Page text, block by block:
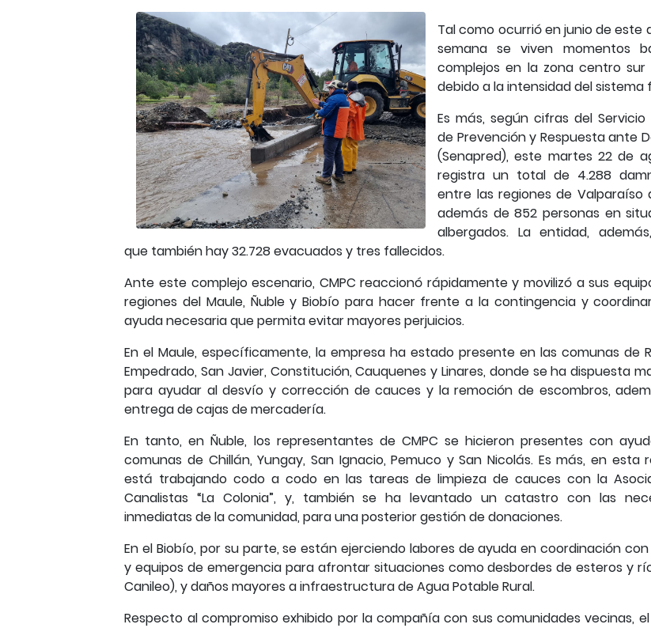
Tal como ocurrió en junio de este
semana se viven momentos
complejos en la zona centro sur
debido a la intensidad del sistema
Es más, según cifras del Servicio
de Prevención y Respuesta ante
(Senapred), este martes 22 de
registra un total de 4.288
entre las regiones de Valparaíso
además de 852 personas en
albergados. La entidad,
que también hay 32.728 evacuados y tres fallecidos.
Ante este complejo escenario, CMPC reaccionó rápidamente y movilizó a sus
regiones del Maule, Ñuble y Biobío para hacer frente a la contingencia y
ayuda necesaria que permita evitar mayores perjuicios.
En el Maule, específicamente, la empresa ha estado presente en las comunas de
Empedrado, San Javier, Constitución, Cauquenes y Linares, donde se ha dispuesta
para ayudar al desvío y corrección de cauces y la remoción de escombros,
entrega de cajas de mercadería.
En tanto, en Ñuble, los representantes de CMPC se hicieron presentes con
comunas de Chillán, Yungay, San Ignacio, Pemuco y San Nicolás. Es más, en esta
está trabajando codo a codo en las tareas de limpieza de cauces con la
Canalistas “La Colonia”, y, también se ha levantado un catastro con las
inmediatas de la comunidad, para una posterior gestión de donaciones.
En el Biobío, por su parte, se están ejerciendo labores de ayuda en coordinación
y equipos de emergencia para afrontar situaciones como desbordes de esteros y
Canileo), y daños mayores a infraestructura de Agua Potable Rural.
Respecto al compromiso exhibido por la compañía con sus comunidades vecinas,